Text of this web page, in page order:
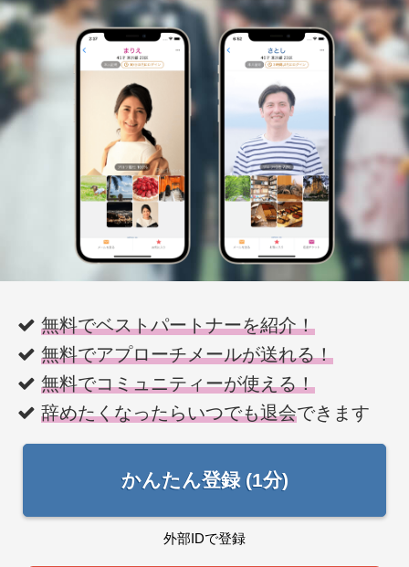
無料でベストパートナーを紹介！
無料でアプローチメールが送れる！
無料でコミュニティーが使える！
辞めたくなったらいつでも退会できます
かんたん登録 (1分)
外部IDで登録